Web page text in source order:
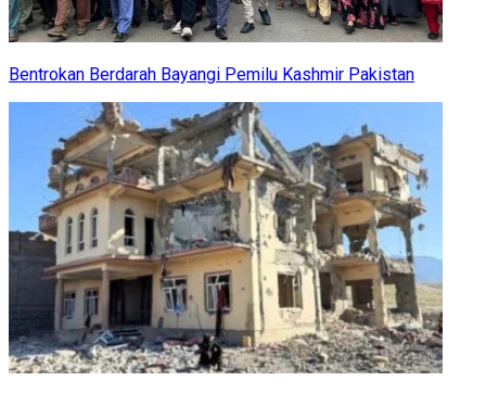
Bentrokan Berdarah Bayangi Pemilu Kashmir Pakistan